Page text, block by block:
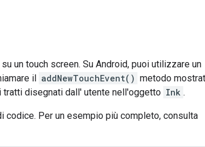
un touch screen. Su Android, puoi utilizzare un
il addNewTouchEvent() metodo
disegnati dall' utente nell'oggetto Ink .
Per un esempio più completo, consulta